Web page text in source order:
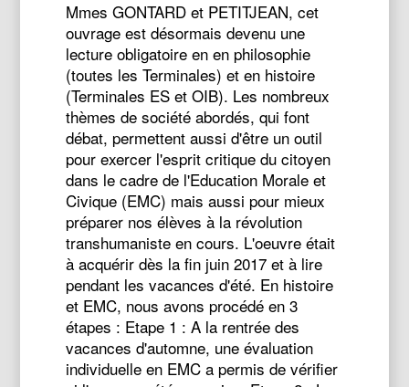
Mmes GONTARD et PETITJEAN, cet
ouvrage est désormais devenu une
lecture obligatoire en en philosophie
(toutes les Terminales) et en histoire
(Terminales ES et OIB). Les nombreux
thèmes de société abordés, qui font
débat, permettent aussi d'être un outil
pour exercer l'esprit critique du citoyen
dans le cadre de l'Education Morale et
Civique (EMC) mais aussi pour mieux
préparer nos élèves à la révolution
transhumaniste en cours. L'oeuvre était
à acquérir dès la fin juin 2017 et à lire
pendant les vacances d'été. En histoire
et EMC, nous avons procédé en 3
étapes : Etape 1 : A la rentrée des
vacances d'automne, une évaluation
individuelle en EMC a permis de vérifier